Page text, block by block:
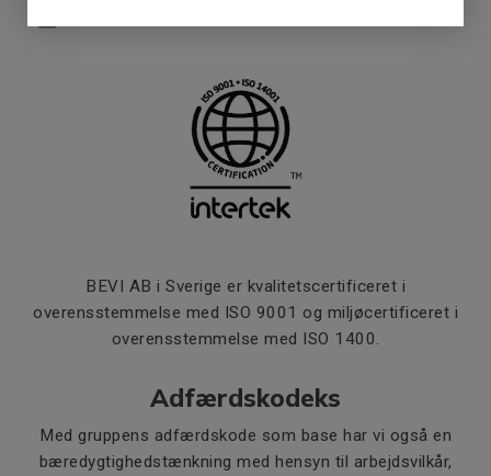
BEVI AB i Sverige er kvalitetscertificeret i
overensstemmelse med ISO 9001 og miljøcertificeret i
overensstemmelse med ISO 1400.
Adfærdskodeks
Med gruppens adfærdskode som base har vi også en
bæredygtighedstænkning med hensyn til arbejdsvilkår,